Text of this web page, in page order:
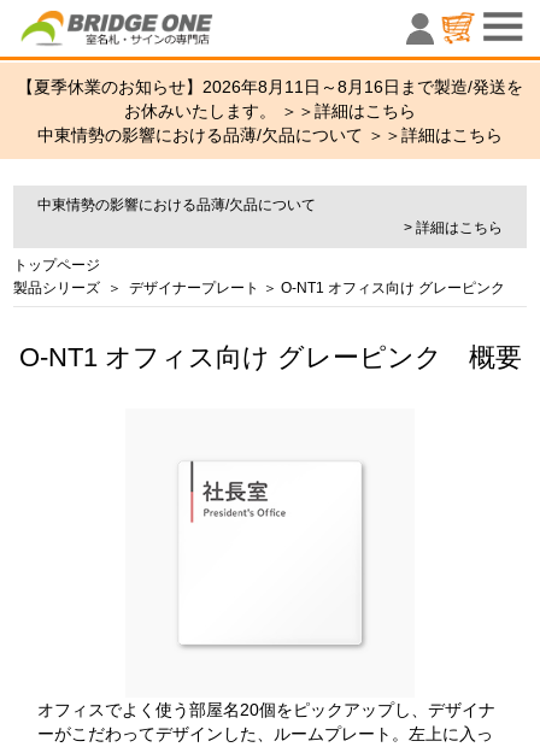
室名札・
【夏季休業のお知らせ】2026年8月11日～8月16日まで製造/発送を
お休みいたします。 ＞＞詳細はこちら
中東情勢の影響における品薄/欠品について ＞＞詳細はこちら
中東情勢の影響における品薄/欠品について
> 詳細はこちら
トップページ
製品シリーズ ＞デザイナープレート ＞ O-NT1 オフィス向け グレーピンク
O-NT1 オフィス向け グレーピンク 概要
オフィスでよく使う部屋名20個をピックアップし、デザイナ
ーがこだわってデザインした、ルームプレート。左上に入っ